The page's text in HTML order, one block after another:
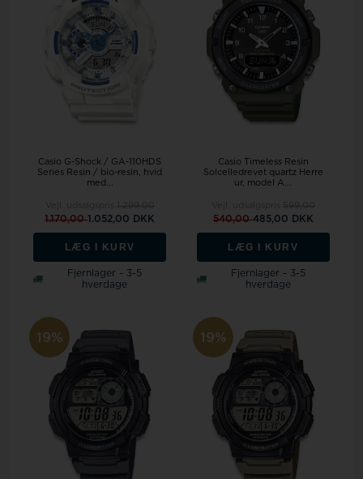
Casio G-Shock / GA-110HDS
Series Resin / bio-resin, hvid
med...
1.170,001.052,00 DKK
LÆG I KURV
Fjernlager - 3-5
hverdage
Casio Timeless Resin
Solcelledrevet quartz Herre
ur, model A...
540,00485,00 DKK
LÆG I KURV
Fjernlager - 3-5
hverdage
19% 19%